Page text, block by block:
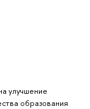
улучшение
образования